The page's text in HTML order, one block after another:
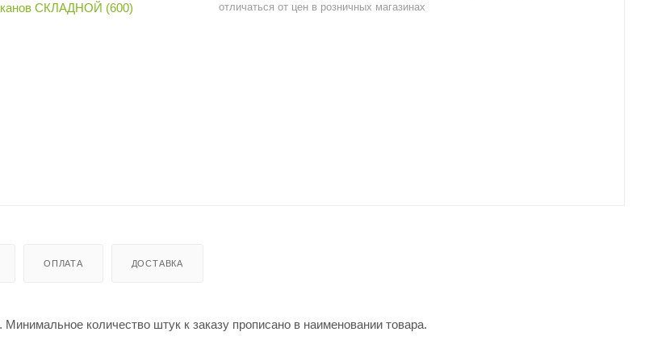
отличаться от цен в розничных магазинах
ОПЛАТА ДОСТАВКА
Минимальное количество штук к заказу прописано в наименовании товара.